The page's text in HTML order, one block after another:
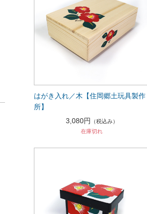
はがき入れ／木【住岡郷土玩具製作
所】
3,080円
（税込み）
在庫切れ